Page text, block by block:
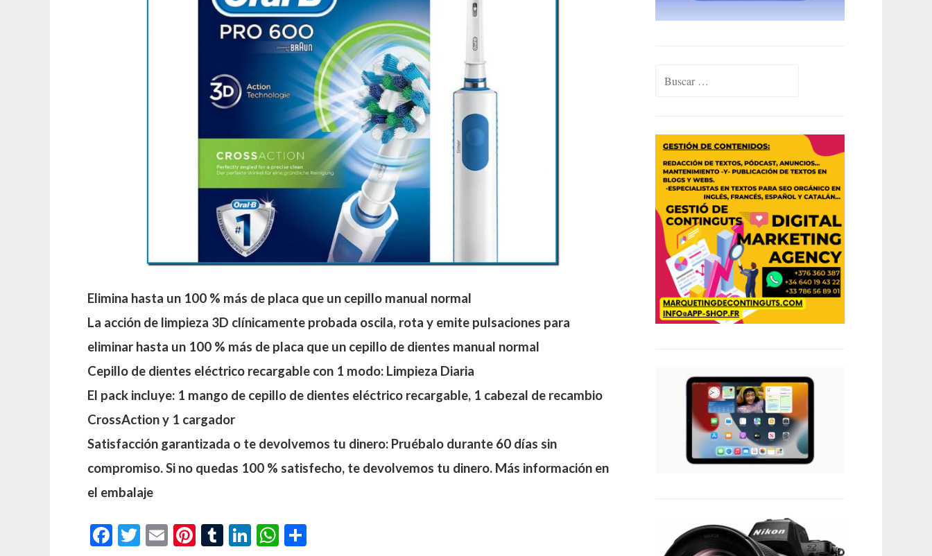
Elimina hasta un 100 % más de placa que un cepillo manual normal
La acción de limpieza 3D clínicamente probada oscila, rota y emite pulsaciones para
eliminar hasta un 100 % más de placa que un cepillo de dientes manual normal
Cepillo de dientes eléctrico recargable con 1 modo: Limpieza Diaria
El pack incluye: 1 mango de cepillo de dientes eléctrico recargable, 1 cabezal de recambio
CrossAction y 1 cargador
Satisfacción garantizada o te devolvemos tu dinero: Pruébalo durante 60 días sin
compromiso. Si no quedas 100 % satisfecho, te devolvemos tu dinero. Más información en
el embalaje
Facebook
Twitter
EmailPinterest
Tumblr
LinkedIn
WhatsApp